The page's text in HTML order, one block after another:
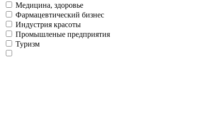
Медицина, здоровье
Фармацевтический бизнес
Индустрия красоты
Промышленые предприятия
Туризм